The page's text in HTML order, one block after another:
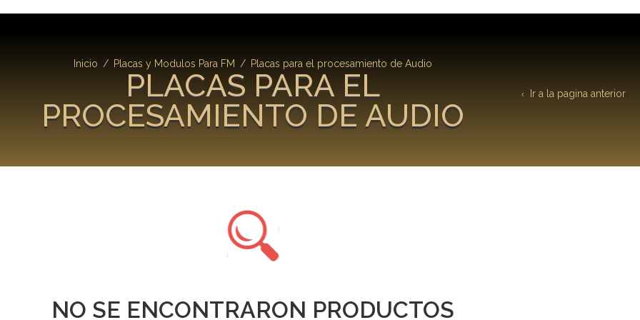
Inicio / Placas y Modulos Para FM / Placas para el procesamiento de Audio
PLACAS PARA EL
PROCESAMIENTO DE AUDIO
Ir a la pagina anterior
NO SE ENCONTRARON PRODUCTOS